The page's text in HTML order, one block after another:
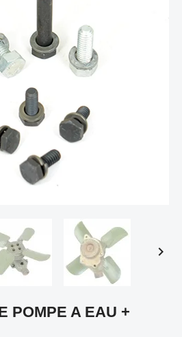

POMPE A EAU +